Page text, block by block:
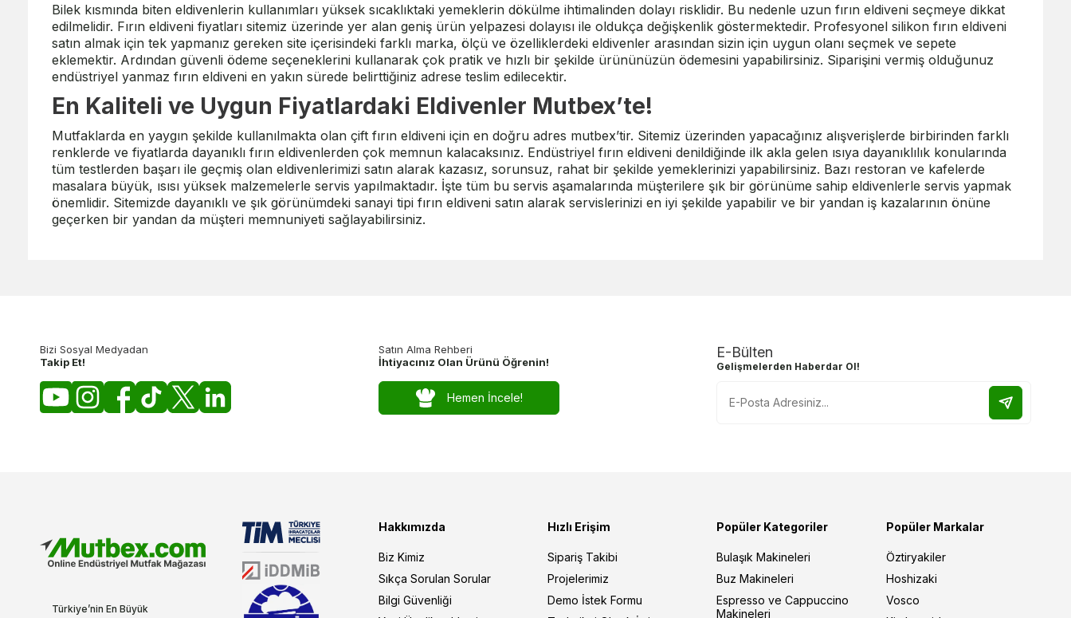
Bilek kısmında biten eldivenlerin kullanımları yüksek sıcaklıktaki yemeklerin dökülme ihtimalinden dolayı risklidir. Bu nedenle uzun fırın eldiveni seçmeye dikkat
edilmelidir. Fırın eldiveni fiyatları sitemiz üzerinde yer alan geniş ürün yelpazesi dolayısı ile oldukça değişkenlik göstermektedir. Profesyonel silikon fırın eldiveni
satın almak için tek yapmanız gereken site içerisindeki farklı marka, ölçü ve özelliklerdeki eldivenler arasından sizin için uygun olanı seçmek ve sepete
eklemektir. Ardından güvenli ödeme seçeneklerini kullanarak çok pratik ve hızlı bir şekilde ürününüzün ödemesini yapabilirsiniz. Siparişini vermiş olduğunuz
endüstriyel yanmaz fırın eldiveni en yakın sürede belirttiğiniz adrese teslim edilecektir.
En Kaliteli ve Uygun Fiyatlardaki Eldivenler Mutbex’te!
Mutfaklarda en yaygın şekilde kullanılmakta olan çift fırın eldiveni için en doğru adres mutbex’tir. Sitemiz üzerinden yapacağınız alışverişlerde birbirinden farklı
renklerde ve fiyatlarda dayanıklı fırın eldivenlerden çok memnun kalacaksınız. Endüstriyel fırın eldiveni denildiğinde ilk akla gelen ısıya dayanıklılık konularında
tüm testlerden başarı ile geçmiş olan eldivenlerimizi satın alarak kazasız, sorunsuz, rahat bir şekilde yemeklerinizi yapabilirsiniz. Bazı restoran ve kafelerde
masalara büyük, ısısı yüksek malzemelerle servis yapılmaktadır. İşte tüm bu servis aşamalarında müşterilere şık bir görünüme sahip eldivenlerle servis yapmak
önemlidir. Sitemizde dayanıklı ve şık görünümdeki sanayi tipi fırın eldiveni satın alarak servislerinizi en iyi şekilde yapabilir ve bir yandan iş kazalarının önüne
geçerken bir yandan da müşteri memnuniyeti sağlayabilirsiniz.
Bizi Sosyal Medyadan
Takip Et!
Satın Alma Rehberi
İhtiyacınız Olan Ürünü Öğrenin!
Hemen İncele!
E-Bülten
Gelişmelerden Haberdar Ol!
Türkiye’nin En Büyük
Hakkımızda
Biz Kimiz
Sıkça Sorulan Sorular
Bilgi Güvenliği
Hızlı Erişim
Sipariş Takibi
Projelerimiz
Demo İstek Formu
Popüler Kategoriler
Bulaşık Makineleri
Buz Makineleri
Espresso ve Cappuccino
Makineleri
Popüler Markalar
Öztiryakiler
Hoshizaki
Vosco